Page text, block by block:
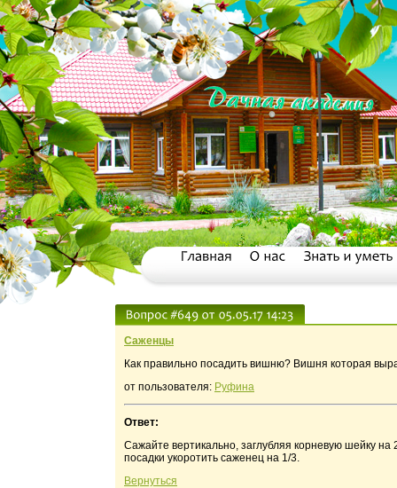
Саженцы
Как правильно посадить вишню? Вишня которая
от пользователя: Руфина
Ответ:
Сажайте вертикально, заглубляя корневую шейку
посадки укоротить саженец на 1/3.
Вернуться